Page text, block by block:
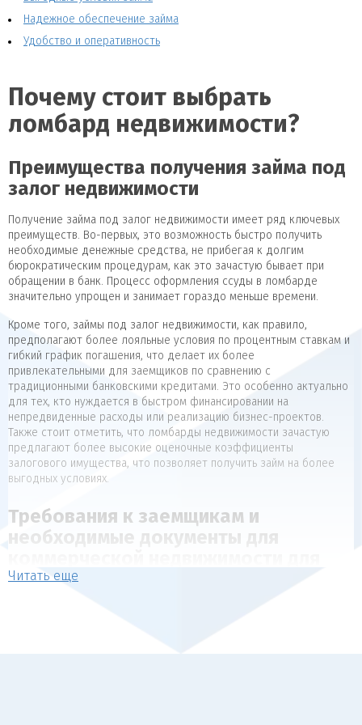
Надежное обеспечение займа
Удобство и оперативность
Почему стоит выбрать
ломбард недвижимости?
Преимущества получения займа под
залог недвижимости
Получение займа под залог недвижимости имеет ряд ключевых
преимуществ. Во-первых, это возможность быстро получить
необходимые денежные средства, не прибегая к долгим
бюрократическим процедурам, как это зачастую бывает при
обращении в банк. Процесс оформления ссуды в ломбарде
значительно упрощен и занимает гораздо меньше времени.
Кроме того, займы под залог недвижимости, как правило,
предполагают более лояльные условия по процентным ставкам и
гибкий график погашения, что делает их более
привлекательными для заемщиков по сравнению с
традиционными банковскими кредитами. Это особенно актуально
для тех, кто нуждается в быстром финансировании на
непредвиденные расходы или реализацию бизнес-проектов.
Также стоит отметить, что ломбарды недвижимости зачастую
предлагают более высокие оценочные коэффициенты
залогового имущества, что позволяет получить займ на более
выгодных условиях.
Требования к заемщикам и
необходимые документы для
коммерческой недвижимости
Читать еще